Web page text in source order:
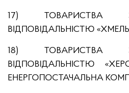
17) ТОВАРИСТВА
ВІДПОВІДАЛЬНІСТЮ
18) ТОВАРИСТВА
ВІДПОВІДАЛЬНІСТЮ
ЕНЕРГОПОСТАЧАЛЬНА